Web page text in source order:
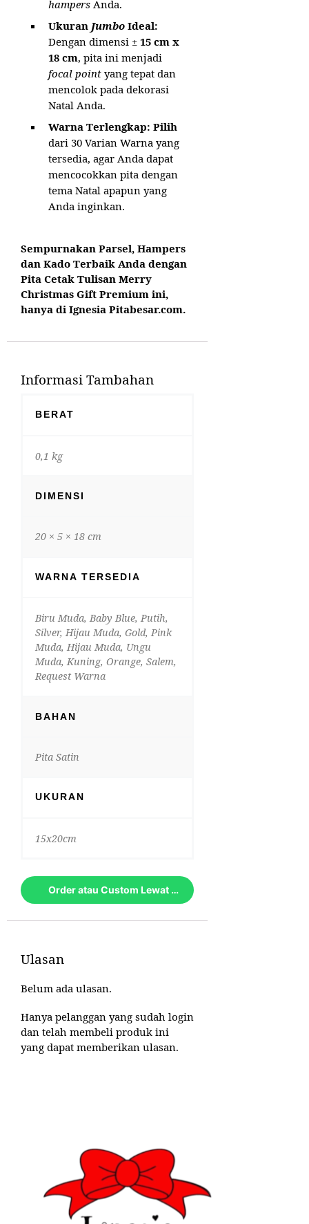
hampers Anda.
Ukuran Jumbo Ideal:
Dengan dimensi ± 15 cm x
18 cm, pita ini menjadi
focal point yang tepat dan
mencolok pada dekorasi
Natal Anda.
Warna Terlengkap: Pilih
dari 30 Varian Warna yang
tersedia, agar Anda dapat
mencocokkan pita dengan
tema Natal apapun yang
Anda inginkan.
Sempurnakan Parsel, Hampers
dan Kado Terbaik Anda dengan
Pita Cetak Tulisan Merry
Christmas Gift Premium ini,
hanya di Ignesia Pitabesar.com.
Informasi Tambahan
BERAT
0,1 kg
DIMENSI
20 × 5 × 18 cm
WARNA TERSEDIA
Biru Muda, Baby Blue, Putih,
Silver, Hijau Muda, Gold, Pink
Muda, Hijau Muda, Ungu
Muda, Kuning, Orange, Salem,
Request Warna
BAHAN
Pita Satin
UKURAN
15x20cm
Order atau Custom Lewat Whatsapp
Ulasan
Belum ada ulasan.
Hanya pelanggan yang sudah login
dan telah membeli produk ini
yang dapat memberikan ulasan.